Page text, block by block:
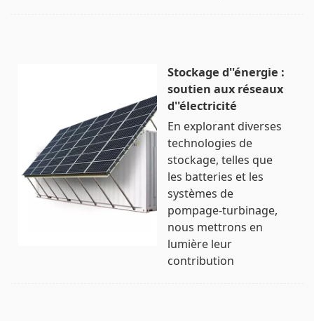
Stockage d''énergie :
soutien aux réseaux
d''électricité
En explorant diverses
technologies de
stockage, telles que
les batteries et les
systèmes de
pompage-turbinage,
nous mettrons en
lumière leur
contribution